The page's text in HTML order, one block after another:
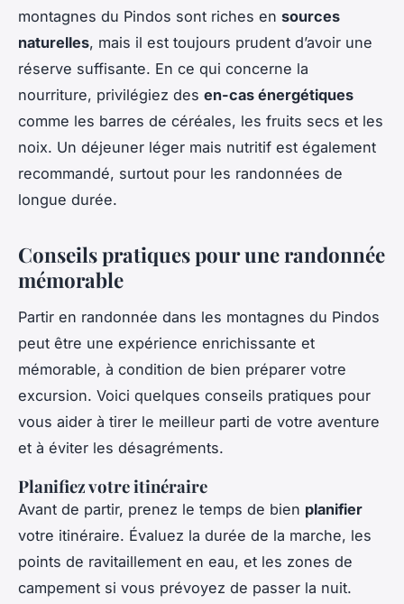
montagnes du Pindos sont riches en sources
naturelles, mais il est toujours prudent d’avoir une
réserve suffisante. En ce qui concerne la
nourriture, privilégiez des en-cas énergétiques
comme les barres de céréales, les fruits secs et les
noix. Un déjeuner léger mais nutritif est également
recommandé, surtout pour les randonnées de
longue durée.
Conseils pratiques pour une randonnée
mémorable
Partir en randonnée dans les montagnes du Pindos
peut être une expérience enrichissante et
mémorable, à condition de bien préparer votre
excursion. Voici quelques conseils pratiques pour
vous aider à tirer le meilleur parti de votre aventure
et à éviter les désagréments.
Planifiez votre itinéraire
Avant de partir, prenez le temps de bien planifier
votre itinéraire. Évaluez la durée de la marche, les
points de ravitaillement en eau, et les zones de
campement si vous prévoyez de passer la nuit.